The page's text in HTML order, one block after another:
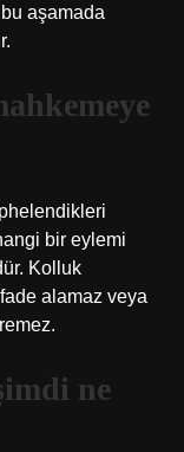
aşamada
bir eylemi
Kolluk
alamaz veya
ne